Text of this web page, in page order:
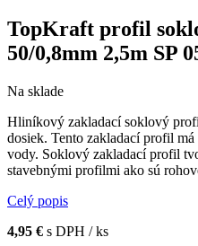
TopKraft profil
50/0,8mm 2,5m SP
Na sklade
Hliníkový zakladací soklový
dosiek. Tento zakladací profil
vody. Soklový zakladací profil
stavebnými profilmi ako sú
Celý popis
4,95 € s DPH / ks